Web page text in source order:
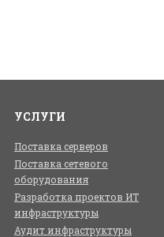
УСЛУГИ
Поставка серверов
Поставка сетевого
оборудования
Разработка проектов ИТ
инфраструктуры
Аудит инфраструктуры